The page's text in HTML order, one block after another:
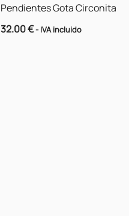
Pendientes Gota Circonita
32.00€- IVA incluido